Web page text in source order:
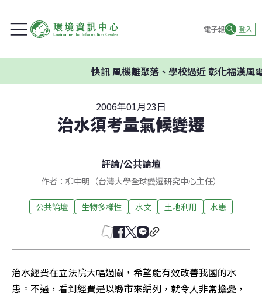
電子報 登入
快訊風機離聚落、學校過近 彰化福漢風電
2006年01月23日
治水須考量氣候變遷
評論/公共論壇
作者：柳中明（台灣大學全球變遷研究中心主任）
公共論壇 生物多樣性 水文 土地利用 水患
治水經費在立法院大幅過關，希望能有效改善我國的水
患。不過，看到經費是以縣市來編列，就令人非常擔憂，